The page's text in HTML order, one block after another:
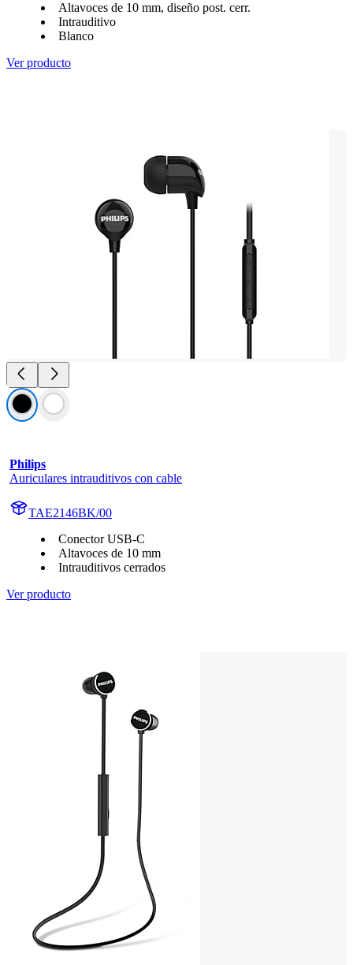
Altavoces de 10 mm, diseño post. cerr.
Intrauditivo
Blanco
Ver producto
Philips
Auriculares intrauditivos con cable
TAE2146BK/00
Conector USB-C
Altavoces de 10 mm
Intrauditivos cerrados
Ver producto